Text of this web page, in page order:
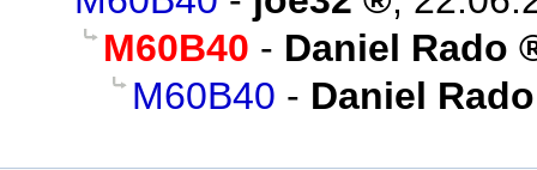
M60B40 - Daniel Rado
M60B40 - Daniel Rado